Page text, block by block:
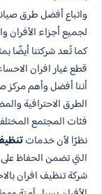
واتباع أفضل طرق
لجميع أجزاء الأفران
كما تُعد شركتنا أيضًا
قطع غيار افران
أننا أفضل وأهم
الطرق الاحترافية
فئات المجتمع
نظرًا لأن خدمات
التي تضمن الحفاظ
شركة تنظيف افران